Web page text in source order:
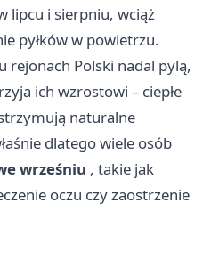
lipcu i sierpniu, wciąż
pyłków w powietrzu.
Polski nadal pylą,
ich wzrostowi – ciepłe
naturalne
dlatego wiele osób
wrześniu , takie jak
oczu czy zaostrzenie